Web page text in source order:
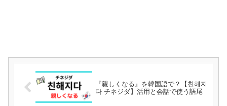
『親しくなる』を韓国語で？【친해지
다 チネジダ】活用と会話で使う語尾